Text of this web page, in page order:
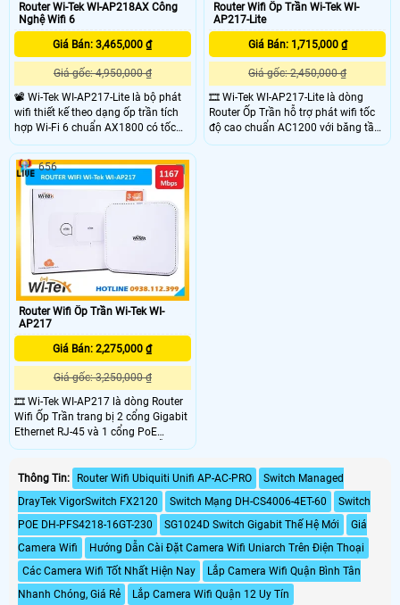
Router Wi-Tek WI-AP218AX Công
Nghệ Wifi 6
Giá Bán: 3,465,000 ₫
Giá gốc: 4,950,000 ₫
📽 Wi-Tek WI-AP217-Lite là bộ phát
wifi thiết kế theo dạng ốp trần tích
hợp Wi-Fi 6 chuẩn AX1800 có tốc
độ truyền 574Mbps ở băng tần
2.4GHz và 1201Mbps ở băng tần
5GHz. WI-AP217-Lite có khả năng
chịu tải lên đến 150-200 người dùng,
hỗ trợ 2 cổng Gigabit Ethernet và 1
cổng PoE, tích hợp 4 ăng-ten ngầm,
và có tính năng Roaming
Router Wifi Ốp Trần Wi-Tek WI-
AP217-Lite
Giá Bán: 1,715,000 ₫
Giá gốc: 2,450,000 ₫
🎞 Wi-Tek WI-AP217-Lite là dòng
Router Ốp Trần hỗ trợ phát wifi tốc
độ cao chuẩn AC1200 với băng tần
2.4GHz và 5GHz, băng thông lên
Router Wifi Ốp Trần Wi-Tek WI-
AP217
Giá Bán: 2,275,000 ₫
Giá gốc: 3,250,000 ₫
🎞 Wi-Tek WI-AP217 là dòng Router
Wifi Ốp Trần trang bị 2 cổng Gigabit
Ethernet RJ-45 và 1 cổng PoE
802.3af/at, 4 ăng ten ngầm, hỗ trợ 2
5GHz (867Mbps). Router có khả
năng chịu tải lên đến 100 người
dùng, hỗ trợ tối đa 16 SSID và VLAN
Tag, cùng tính năng Roaming
802.11k/v/r cho trải nghiệm mạng
liền mạch.
656
Thông Tin: Router Wifi Ubiquiti Unifi AP-AC-PRO
Switch Managed
DrayTek VigorSwitch FX2120
Switch Mạng DH-CS4006-4ET-60
Switch
POE DH-PFS4218-16GT-230
SG1024D Switch Gigabit Thế Hệ Mới
Giá
Camera Wifi
Hướng Dẫn Cài Đặt Camera Wifi Uniarch Trên Điện Thoại
Các Camera Wifi Tốt Nhất Hiện Nay
Lắp Camera Wifi Quận Bình Tân
Nhanh Chóng, Giá Rẻ
Lắp Camera Wifi Quận 12 Uy Tín